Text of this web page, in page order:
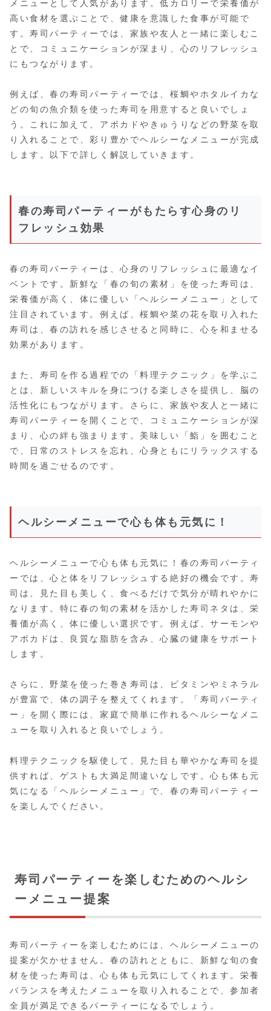
メニューとして人気があります。低カロリーで栄養価が
高い食材を選ぶことで、健康を意識した食事が可能で
す。寿司パーティーでは、家族や友人と一緒に楽しむこ
とで、コミュニケーションが深まり、心のリフレッシュ
にもつながります。
例えば、春の寿司パーティーでは、桜鯛やホタルイカな
どの旬の魚介類を使った寿司を用意すると良いでしょ
う。これに加えて、アボカドやきゅうりなどの野菜を取
り入れることで、彩り豊かでヘルシーなメニューが完成
します。以下で詳しく解説していきます。
春の寿司パーティーがもたらす心身のリ
フレッシュ効果
春の寿司パーティーは、心身のリフレッシュに最適なイ
ベントです。新鮮な「春の旬の素材」を使った寿司は、
栄養価が高く、体に優しい「ヘルシーメニュー」として
注目されています。例えば、桜鯛や菜の花を取り入れた
寿司は、春の訪れを感じさせると同時に、心を和ませる
効果があります。
また、寿司を作る過程での「料理テクニック」を学ぶこ
とは、新しいスキルを身につける楽しさを提供し、脳の
活性化にもつながります。さらに、家族や友人と一緒に
寿司パーティーを開くことで、コミュニケーションが深
まり、心の絆も強まります。美味しい「鮨」を囲むこと
で、日常のストレスを忘れ、心身ともにリラックスする
時間を過ごせるのです。
ヘルシーメニューで心も体も元気に！
ヘルシーメニューで心も体も元気に！春の寿司パーティ
ーでは、心と体をリフレッシュする絶好の機会です。寿
司は、見た目も美しく、食べるだけで気分が晴れやかに
なります。特に春の旬の素材を活かした寿司ネタは、栄
養価が高く、体に優しい選択です。例えば、サーモンや
アボカドは、良質な脂肪を含み、心臓の健康をサポート
します。
さらに、野菜を使った巻き寿司は、ビタミンやミネラル
が豊富で、体の調子を整えてくれます。「寿司パーティ
ー」を開く際には、家庭で簡単に作れるヘルシーなメニ
ューを取り入れると良いでしょう。
料理テクニックを駆使して、見た目も華やかな寿司を提
供すれば、ゲストも大満足間違いなしです。心も体も元
気になる「ヘルシーメニュー」で、春の寿司パーティー
を楽しんでください。
寿司パーティーを楽しむためのヘルシ
ーメニュー提案
寿司パーティーを楽しむためには、ヘルシーメニューの
提案が欠かせません。春の訪れとともに、新鮮な旬の食
材を使った寿司は、心も体も元気にしてくれます。栄養
バランスを考えたメニューを取り入れることで、参加者
全員が満足できるパーティーになるでしょう。